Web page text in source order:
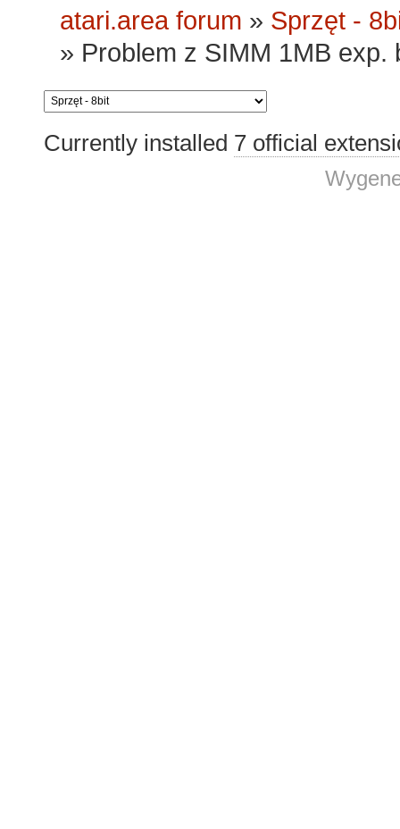
atari.area forum » Sprzęt -
» Problem z SIMM 1MB exp.
Currently installed 7 official